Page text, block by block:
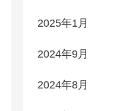
2025年1月
2024年9月
2024年8月